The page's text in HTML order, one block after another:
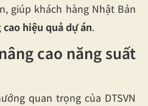
giúp khách hàng Nhật Bản
hiệu quả dự án.
cao năng suất
quan trọng của DTSVN